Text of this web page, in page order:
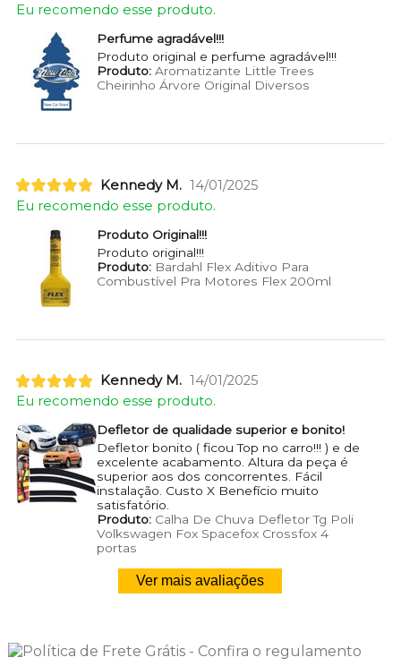
Eu recomendo esse produto.
Perfume agradável!!!
Produto original e perfume agradável!!!
Produto:Aromatizante Little Trees
Cheirinho Árvore Original Diversos
Kennedy M. 14/01/2025
Eu recomendo esse produto.
Produto Original!!!
Produto original!!!
Produto:Bardahl Flex Aditivo Para
Combustível Pra Motores Flex 200ml
Kennedy M. 14/01/2025
Eu recomendo esse produto.
Defletor de qualidade superior e bonito!
Defletor bonito ( ficou Top no carro!!! ) e de
excelente acabamento. Altura da peça é
superior aos dos concorrentes. Fácil
instalação. Custo X Benefício muito
satisfatório.
Produto:Calha De Chuva Defletor Tg Poli
Volkswagen Fox Spacefox Crossfox 4
portas
Ver mais avaliações